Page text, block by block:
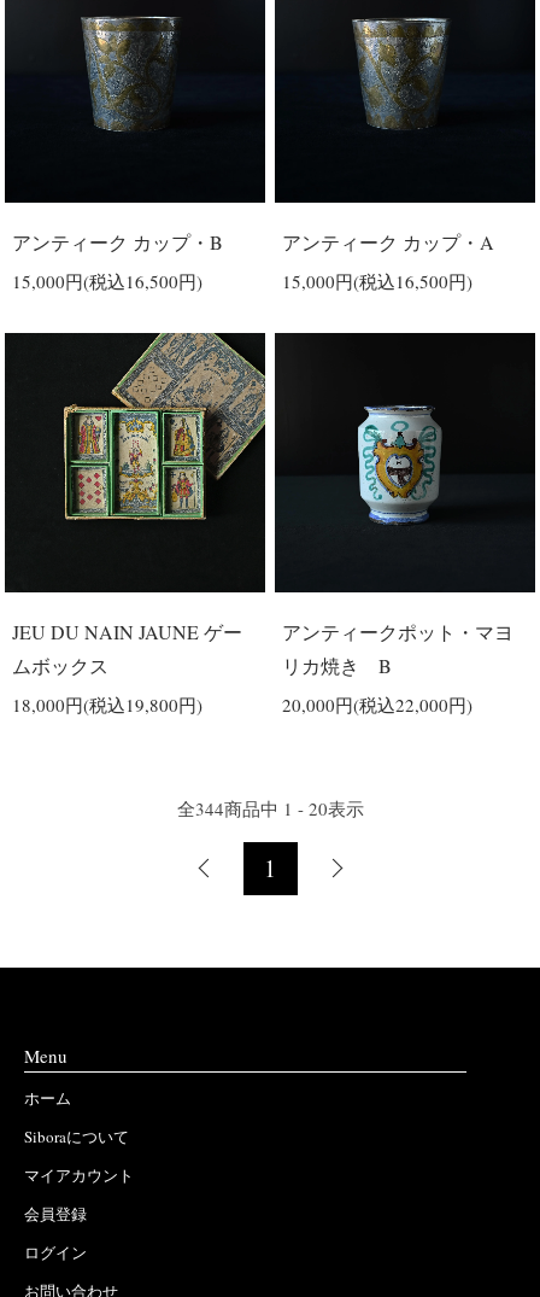
アンティーク カップ・B
15,000円(税込16,500円)
アンティーク カップ・A
15,000円(税込16,500円)
JEU DU NAIN JAUNE ゲー
ムボックス
18,000円(税込19,800円)
アンティークポット・マヨ
リカ焼き B
20,000円(税込22,000円)
全344商品中 1 - 20表示
1
Menu
ホーム
Siboraについて
マイアカウント
会員登録
ログイン
お問い合わせ